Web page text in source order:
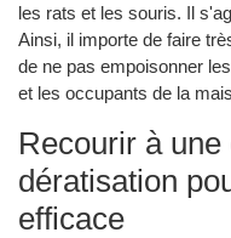
les rats et les souris. Il
Ainsi, il importe de faire
de ne pas empoisonner
et les occupants de la
Recourir à
dératisation
efficace